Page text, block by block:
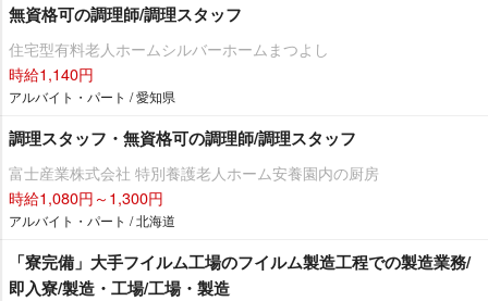
無資格可の調理師/調理スタッフ
住宅型有料老人ホームシルバーホームまつよし
時給1,140円
アルバイト・パート / 愛知県
調理スタッフ・無資格可の調理師/調理スタッフ
富士産業株式会社 特別養護老人ホーム安養園内の厨房
時給1,080円～1,300円
アルバイト・パート / 北海道
「寮完備」大手フイルム工場のフイルム製造工程での製造業務/
即入寮/製造・工場/工場・製造